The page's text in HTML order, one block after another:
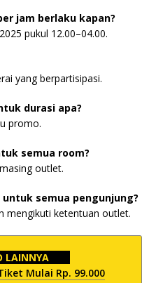
jam berlaku kapan?
pukul 12.00–04.00.
yang berpartisipasi.
durasi apa?
promo.
semua room?
outlet.
semua pengunjung?
mengikuti ketentuan outlet.
LAINNYA
Mulai Rp. 99.000